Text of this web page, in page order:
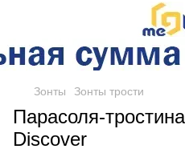
Зонты Зонты трости
Парасоля-
Discover